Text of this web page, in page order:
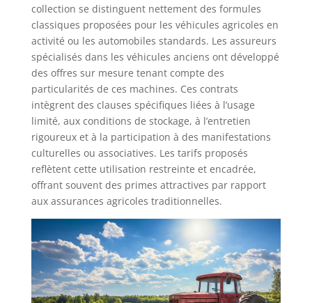
collection se distinguent nettement des formules
classiques proposées pour les véhicules agricoles en
activité ou les automobiles standards. Les assureurs
spécialisés dans les véhicules anciens ont développé
des offres sur mesure tenant compte des
particularités de ces machines. Ces contrats
intègrent des clauses spécifiques liées à l’usage
limité, aux conditions de stockage, à l’entretien
rigoureux et à la participation à des manifestations
culturelles ou associatives. Les tarifs proposés
reflètent cette utilisation restreinte et encadrée,
offrant souvent des primes attractives par rapport
aux assurances agricoles traditionnelles.